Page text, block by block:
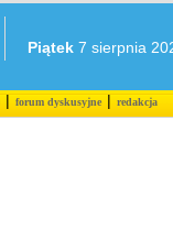
Piątek 7 sierpnia
|forum dyskusyjne|redakcja